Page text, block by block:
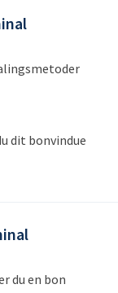
dit bonvindue
du en bon